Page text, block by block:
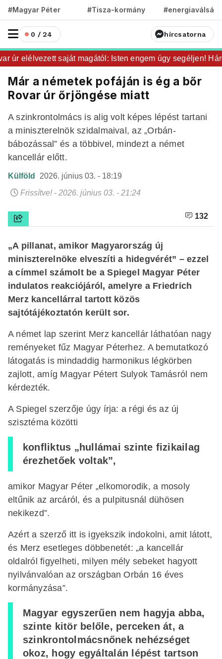
#Magyar Péter #Tisza-kormány #energiaválság
0 / 24 hírcsatorna
elélvezett saját magától: Isten engem úgy segéljen!
Már a németek pofáján is ég a bőr
Rovar úr őrjöngése miatt
A szinkrontolmács is alig volt képes lépést tartani
a miniszterelnök szidalmaival, az „Orbán-
bábozással” és a többivel, mindezt a német
kancellár előtt.
Külföld
2026. június 03. - 18:19
Frissítve! - 2026. június 03. - 21:24
132
„A pillanat, amikor Magyarország új
miniszterelnöke elveszíti a hidegvérét” – ezzel
a címmel számolt be a Spiegel Magyar Péter
indulatos reakciójáról, amelyre a Friedrich
Merz kancellárral tartott közös
sajtótájékoztatón került sor.
A német lap szerint Merz kancellár láthatóan nagy
reményeket fűz Magyar Péterhez. A bemutatkozó
látogatás is mindaddig harmonikus légkörben
zajlott, amíg Magyar Pétert Sulyok Tamásról nem
kérdezték.
A Spiegel szerzője úgy írja: a régi és az új
szisztéma közötti
konfliktus „hullámai szinte fizikailag
érezhetőek voltak”,
amikor Magyar Péter „elkomorodik, a mosoly
eltűnik az arcáról, és a pulpitusnál dühösen
nekikezd”.
Azért a szerző itt is igyekszik indokolni, amit látott,
és Merz esetleges döbbenetét: „a kancellár
oldalról figyelheti, milyen mély sebeket hagyott
nyilvánvalóan az országban Orbán 16 éves
kormányzása”.
Magyar egyszerűen nem hagyja abba,
szinte kitör belőle, perceken át, a
szinkrontolmácsnőnek nehézséget
okoz, hogy egyáltalán lépést tartson